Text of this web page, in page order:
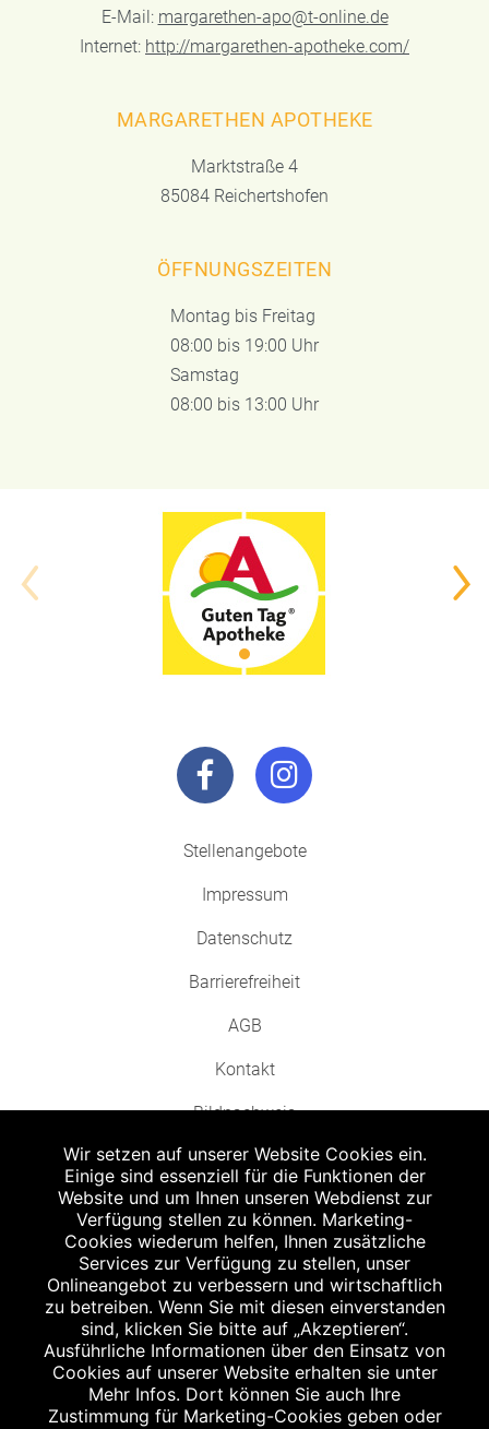
E-Mail: margarethen-apo@t-online.de
Internet: http://margarethen-apotheke.com/
MARGARETHEN APOTHEKE
Marktstraße 4
85084 Reichertshofen
ÖFFNUNGSZEITEN
Montag bis Freitag
08:00 bis 19:00 Uhr
Samstag
08:00 bis 13:00 Uhr
Stellenangebote
Impressum
Datenschutz
Barrierefreiheit
AGB
Kontakt
Bildnachweis
Abgabe in haushaltsüblichen Mengen, solange der Vorrat reicht. Für Druck-
und Satzfehler keine Haftung.
Zu Risiken und Nebenwirkungen lesen Sie die Packungsbeilage und fragen
Sie Ihren Arzt oder Apotheker.
Angabe nach der deutschen Arzneimitteltaxe Apothekenerstattungspreis
(AEP). Der AEP ist keine unverbindliche Preisempfehlung der Hersteller. Der
AEP ist ein von den Apotheken in Ansatz gebrachter Preis für rezeptfreie
Arzneimittel. Er entspricht in der Höhe dem für Apotheken verbindlichen
Abgabepreis, zu dem eine Apotheke in bestimmten Fällen (z.B. bei Kindern
unter 12 Jahren) das Produkt mit der gesetzlichen Krankenversicherung
Wir setzen auf unserer Website Cookies ein.
Einige sind essenziell für die Funktionen der
Website und um Ihnen unseren Webdienst zur
Verfügung stellen zu können. Marketing-
Cookies wiederum helfen, Ihnen zusätzliche
Services zur Verfügung zu stellen, unser
Onlineangebot zu verbessern und wirtschaftlich
zu betreiben. Wenn Sie mit diesen einverstanden
sind, klicken Sie bitte auf „Akzeptieren“.
Ausführliche Informationen über den Einsatz von
Cookies auf unserer Website erhalten sie unter
Mehr Infos. Dort können Sie auch Ihre
Zustimmung für Marketing-Cookies geben oder